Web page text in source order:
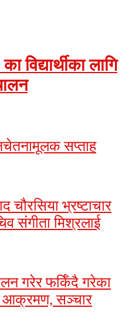
विद्यार्थीका लागि
सप्ताह
चौरसिया भ्रष्टाचार
संगीता मिश्रलाई
गरेर फर्किँदै गरेका
आक्रमण, सञ्चार